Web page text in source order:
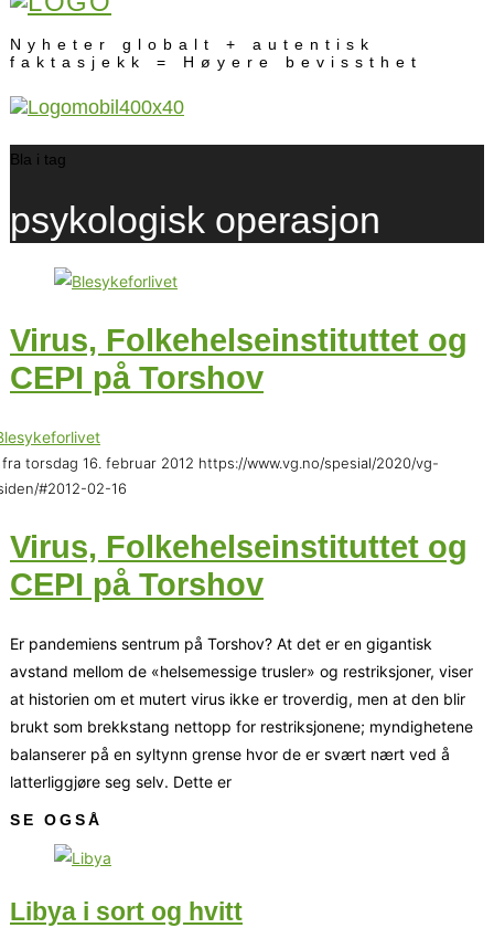
Nyheter globalt + autentisk
faktasjekk = Høyere bevissthet
Bla i tag
psykologisk operasjon
Virus, Folkehelseinstituttet og
CEPI på Torshov
fra torsdag 16. februar 2012 https://www.vg.no/spesial/2020/vg-
#2012-02-16
Virus, Folkehelseinstituttet og
CEPI på Torshov
Er pandemiens sentrum på Torshov? At det er en gigantisk
avstand mellom de «helsemessige trusler» og restriksjoner, viser
at historien om et mutert virus ikke er troverdig, men at den blir
brukt som brekkstang nettopp for restriksjonene; myndighetene
balanserer på en syltynn grense hvor de er svært nært ved å
latterliggjøre seg selv. Dette er
SE OGSÅ
Libya i sort og hvitt